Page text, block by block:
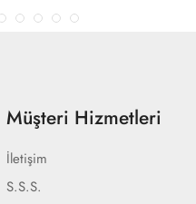
Müşteri Hizmetleri
İletişim
S.S.S.